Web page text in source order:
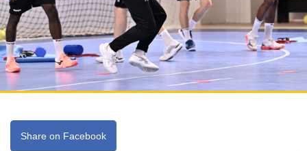
Share on Facebook